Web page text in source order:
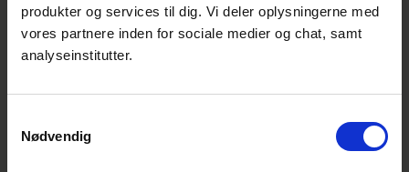
produkter og services til dig. Vi deler oplysningerne med
vores partnere inden for sociale medier og chat, samt
analyseinstitutter.
Nødvendig